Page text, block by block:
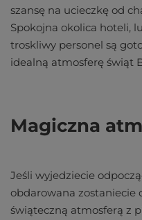
szansę na ucieczkę od
Spokojna okolica hoteli,
troskliwy personel są
idealną atmosferę świąt
Magiczna
Jeśli wyjedziecie
obdarowana zostaniecie
świąteczną atmosferą z